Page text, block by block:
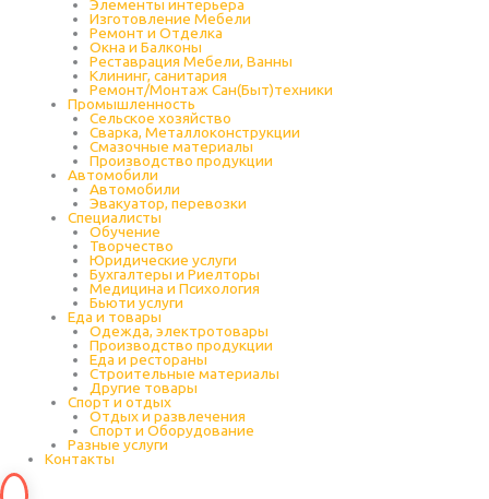
Элементы интерьера
Изготовление Мебели
Ремонт и Отделка
Окна и Балконы
Реставрация Мебели, Ванны
Клининг, санитария
Ремонт/Монтаж Сан(Быт)техники
Промышленность
Cельское хозяйство
Сварка, Металлоконструкции
Cмазочные материалы
Производство продукции
Автомобили
Автомобили
Эвакуатор, перевозки
Специалисты
Обучение
Творчество
Юридические услуги
Бухгалтеры и Риелторы
Медицина и Психология
Бьюти услуги
Еда и товары
Одежда, электротовары
Производство продукции
Еда и рестораны
Строительные материалы
Другие товары
Спорт и отдых
Отдых и развлечения
Спорт и Оборудование
Разные услуги
Контакты